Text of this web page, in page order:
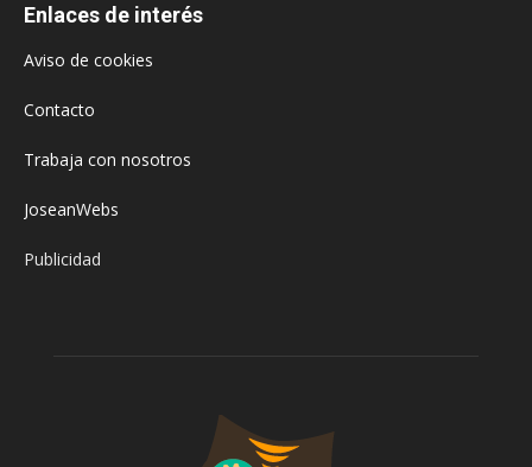
Enlaces de interés
Aviso de cookies
Contacto
Trabaja con nosotros
JoseanWebs
Publicidad